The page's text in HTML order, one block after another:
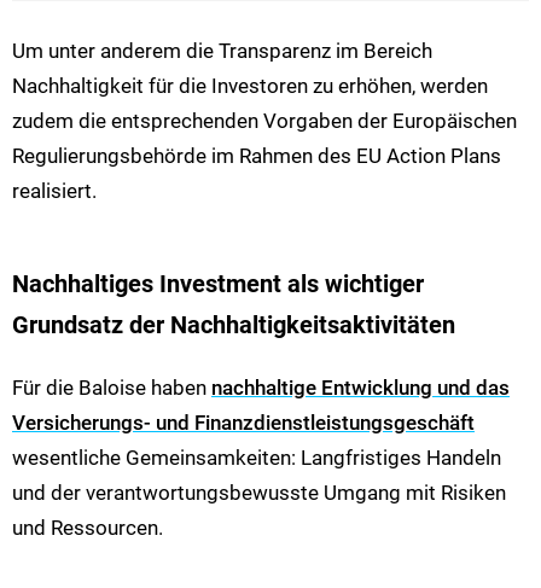
Um unter anderem die Transparenz im Bereich
Nachhaltigkeit für die Investoren zu erhöhen, werden
zudem die entsprechenden Vorgaben der Europäischen
Regulierungsbehörde im Rahmen des EU Action Plans
realisiert.
Nachhaltiges Investment als wichtiger
Grundsatz der Nachhaltigkeitsaktivitäten
Für die Baloise haben nachhaltige Entwicklung und das
Versicherungs- und Finanzdienstleistungsgeschäft
wesentliche Gemeinsamkeiten: Langfristiges Handeln
und der verantwortungsbewusste Umgang mit Risiken
und Ressourcen.